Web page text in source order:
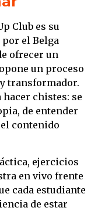
Club es su
el Belga
ofrecer un
un proceso
transformador.
hacer chistes: se
de entender
contenido
ejercicios
en vivo frente
cada estudiante
de estar